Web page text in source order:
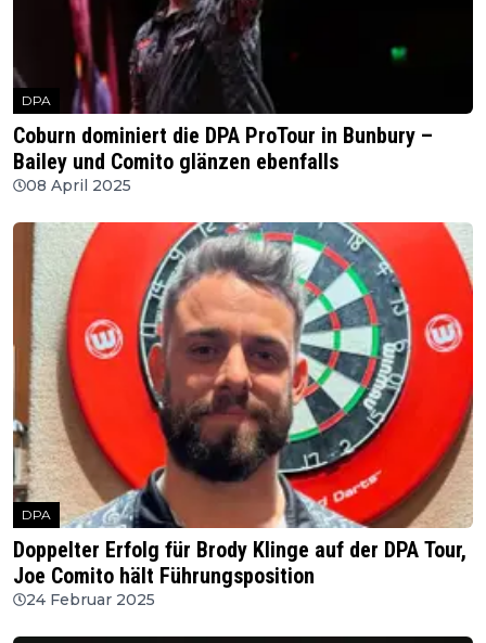
DPA
Coburn dominiert die DPA ProTour in Bunbury –
Bailey und Comito glänzen ebenfalls
08 April 2025
DPA
Doppelter Erfolg für Brody Klinge auf der DPA Tour,
Joe Comito hält Führungsposition
24 Februar 2025